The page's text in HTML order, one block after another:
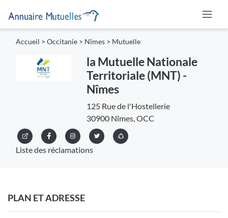
Accueil > Occitanie > Nîmes > Mutuelle
la Mutuelle Nationale
Territoriale (MNT) -
Nîmes
125 Rue de l'Hostellerie
30900 Nîmes, OCC
Liste des réclamations
PLAN ET ADRESSE